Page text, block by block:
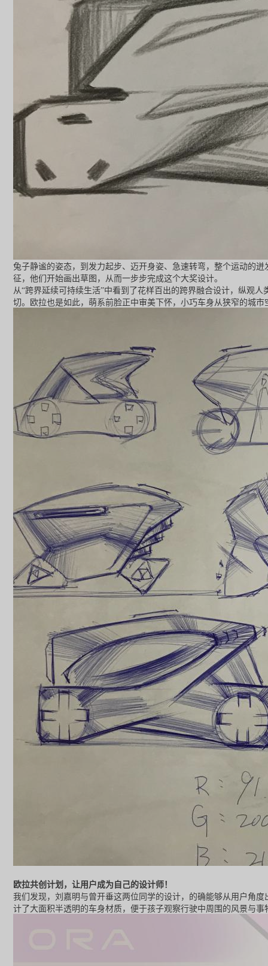
兔子静谧的姿态，到发力起步、迈开身姿、急速转弯，整个运动的
征，他们开始画出草图，从而一步步完成这个大奖设计。
从“跨界延续可持续生活”中看到了花样百出的跨界融合设计，纵观
切。欧拉也是如此，萌系前脸正中审美下怀，小巧车身从狭窄的城
欧拉共创计划，让用户成为自己的设计师！
我们发现，刘嘉明与曾开垂这两位同学的设计，的确能够从用户角
计了大面积半透明的车身材质，便于孩子观察行驶中周围的风景与